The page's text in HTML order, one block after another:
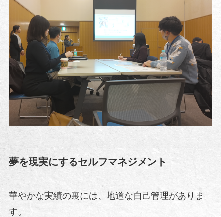
夢を現実にするセルフマネジメント
華やかな実績の裏には、地道な自己管理がありま
す。